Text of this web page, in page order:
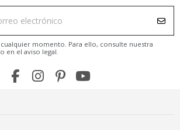
momento. Para ello, consulte nuestra
en el aviso legal.